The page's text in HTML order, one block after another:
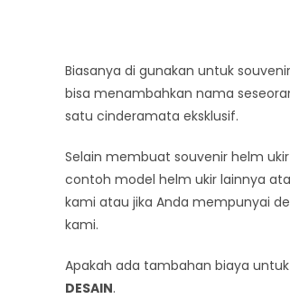
Biasanya di gunakan untuk
bisa menambahkan nama
satu cinderamata eksklusif.
Selain membuat souvenir helm
contoh model helm ukir lainnya
kami atau jika Anda mempunyai
kami.
Apakah ada tambahan biaya
DESAIN.